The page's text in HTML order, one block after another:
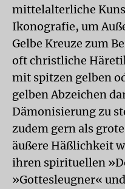
mittelalterliche
Ikonografie, um
Gelbe Kreuze zum
oft christliche
mit spitzen gelben
gelben Abzeichen
Dämonisierung zu
zudem gern als
äußere Häßlichkeit
ihren spirituellen
»Gottesleugner«